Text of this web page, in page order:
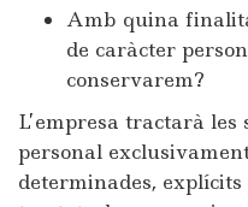
Amb quina
de caràcter
conservarem?
L’empresa tractarà les
personal
determinades,